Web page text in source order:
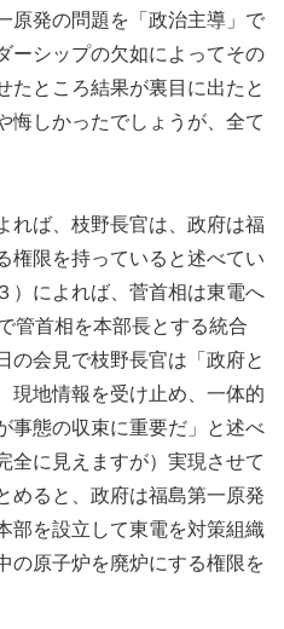
原発の問題を「政治主導」で
ーシップの欠如によってその
たところ結果が裏目に出たと
悔しかったでしょうが、全て
れば、枝野長官は、政府は福
権限を持っていると述べてい
）によれば、菅首相は東電へ
管首相を本部長とする統合
の会見で枝野長官は「政府と
現地情報を受け止め、一体的
事態の収束に重要だ」と述べ
全に見えますが）実現させて
めると、政府は福島第一原発
部を設立して東電を対策組織
の原子炉を廃炉にする権限を